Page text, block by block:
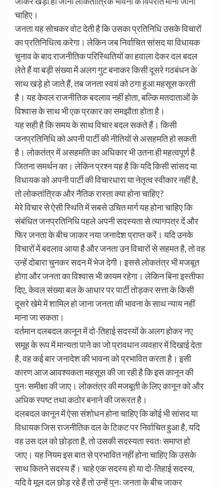
चाहिए।
जनता यह सोचकर वोट देती है कि उसका प्रतिनिधि उसके विचारों
का प्रतिनिधित्व करेगा। लेकिन जब निर्वाचित सांसद या विधायक
चुनाव के बाद राजनीतिक परिस्थितियों का हवाला देकर दल बदल
लेते हैं या बड़ी संख्या में अलग गुट बनाकर किसी दूसरे गठबंधन के
साथ खड़े हो जाते हैं, तब जनता स्वयं को ठगा हुआ महसूस करती
है। यह केवल राजनीतिक बदलाव नहीं होता, बल्कि मतदाताओं के
विश्वास के साथ भी एक प्रकार का समझौता होता है।
यह सही है कि समय के साथ विचार बदल सकते हैं। किसी
जनप्रतिनिधि को अपनी पार्टी की नीतियों से असहमति हो सकती
है। लोकतंत्र में असहमति का अधिकार भी उतना ही महत्वपूर्ण है
जितना समर्थन का। लेकिन प्रश्न यह है कि यदि किसी सांसद या
विधायक को अपनी पार्टी की विचारधारा या नेतृत्व स्वीकार नहीं है,
तो लोकतांत्रिक और नैतिक रास्ता क्या होना चाहिए?
मेरे विचार से ऐसी स्थिति में सबसे उचित मार्ग यह होना चाहिए कि
संबंधित जनप्रतिनिधि पहले अपनी सदस्यता से त्यागपत्र दें और
फिर जनता के बीच जाकर नया जनादेश प्राप्त करें। यदि उनके
विचारों में बदलाव आया है और जनता उन विचारों से सहमत है, तो वह
उन्हें दोबारा चुनकर सदन में भेज देगी। इससे लोकतंत्र भी मजबूत
होगा और जनता का विश्वास भी कायम रहेगा। लेकिन बिना इस्तीफा
दिए, केवल संख्या बल के आधार पर पार्टी तोड़कर सत्ता के किसी
दूसरे खेमे में शामिल हो जाना जनता की भावना के साथ न्याय नहीं
माना जा सकता।
वर्तमान दलबदल कानून में दो-तिहाई सदस्यों के अलग होकर नए
समूह के रूप में मान्यता पाने का जो प्रावधान व्यवहार में दिखाई देता
है, वह कई बार जनादेश की भावना को प्रभावित करता है। इसी
कारण आज आवश्यकता महसूस की जा रही है कि इस कानून की
पुनः समीक्षा की जाए। लोकतंत्र की मजबूती के लिए कानून को और
अधिक स्पष्ट तथा कठोर बनाने की जरूरत है।
दलबदल कानून में ऐसा संशोधन होना चाहिए कि कोई भी सांसद या
विधायक जिस राजनीतिक दल के टिकट पर निर्वाचित हुआ है, यदि
वह उस दल को छोड़ता है, तो उसकी सदस्यता स्वतः समाप्त हो
जाए। यह नियम इस बात से प्रभावित नहीं होना चाहिए कि उसके
साथ कितने सदस्य हैं। चाहे एक सदस्य हो या दो-तिहाई सदस्य,
यदि वे मूल दल छोड़ रहे हैं तो उन्हें पुनः जनता के बीच जाकर